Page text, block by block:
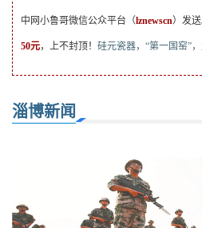
中网小鲁哥微信公众平台（lznewscn）发
50元，上不封顶！ 硅元瓷器，“第一国窑”
淄博新闻